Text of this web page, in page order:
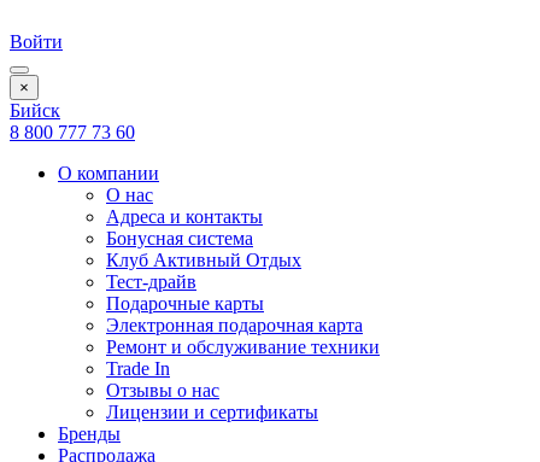
Войти
×
Бийск
8 800 777 73 60
О компании
О нас
Адреса и контакты
Бонусная система
Клуб Активный Отдых
Тест-драйв
Подарочные карты
Электронная подарочная карта
Ремонт и обслуживание техники
Trade In
Отзывы о нас
Лицензии и сертификаты
Бренды
Распродажа